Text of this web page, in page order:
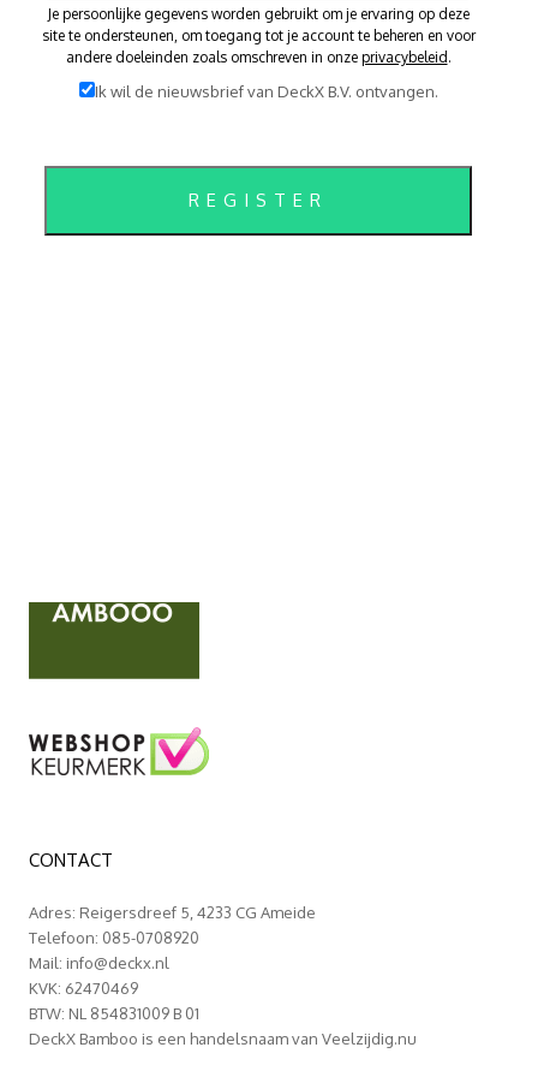
Je persoonlijke gegevens worden gebruikt om je ervaring op deze
site te ondersteunen, om toegang tot je account te beheren en voor
andere doeleinden zoals omschreven in onze privacybeleid .
Ik wil de nieuwsbrief van DeckX B.V. ontvangen.
- Fysieke winkel
- Webshop
Privacybeleid
Wijzig cookie instellingen
facebook
CONTACT
Adres: Reigersdreef 5, 4233 CG Ameide
Telefoon: 085-0708920
Mail: info@deckx.nl
KVK: 62470469
BTW: NL 854831009 B 01
DeckX Bamboo is een handelsnaam van Veelzijdig.nu